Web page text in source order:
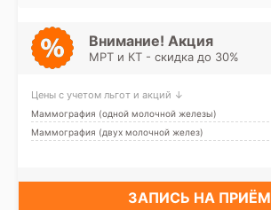
Внимание! Акция
МРТ и КТ - скидка до 30%
Цены с учетом льгот и акций ↓
Маммография (одной молочной железы)
Маммография (двух молочной желез)
ЗАПИСЬ НА ПРИЁМ